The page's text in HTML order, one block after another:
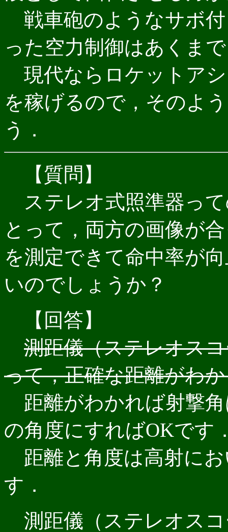
戦車砲のようなサボ
った空力制御はあくま
現代ならロケットア
を稼げるので，そのよ
う．
【質問】
ステレオ式照準器っ
とって，両方の画像が
を測定できて命中率が
いのでしょうか？
【回答】
測距儀（ステレオス
って，正確な距離がわ
距離がわかれば射撃
の角度にすればOKです
距離と角度は高射に
す．
測距儀（ステレオス